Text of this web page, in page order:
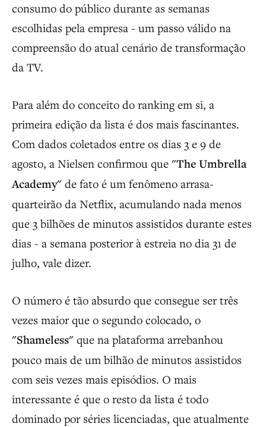
consumo do público durante as semanas
escolhidas pela empresa - um passo válido na
compreensão do atual cenário de transformação
da TV.
Para além do conceito do ranking em si, a
primeira edição da lista é dos mais fascinantes.
Com dados coletados entre os dias 3 e 9 de
agosto, a Nielsen confirmou que "The Umbrella
Academy" de fato é um fenômeno arrasa-
quarteirão da Netflix, acumulando nada menos
que 3 bilhões de minutos assistidos durante estes
dias - a semana posterior à estreia no dia 31 de
julho, vale dizer.
O número é tão absurdo que consegue ser três
vezes maior que o segundo colocado, o
"Shameless" que na plataforma arrebanhou
pouco mais de um bilhão de minutos assistidos
com seis vezes mais episódios. O mais
interessante é que o resto da lista é todo
dominado por séries licenciadas, que atualmente